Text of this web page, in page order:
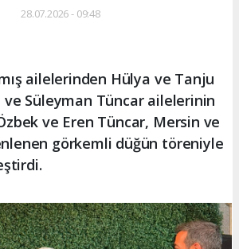
28.07.2026 - 09:48
ailelerinden Hülya ve Tanju
ve Süleyman Tüncar ailelerinin
ve Eren Tüncar, Mersin ve
görkemli düğün töreniyle